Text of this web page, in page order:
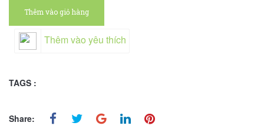
Thêm vào giỏ hàng
Thêm vào yêu thích
TAGS :
Share: